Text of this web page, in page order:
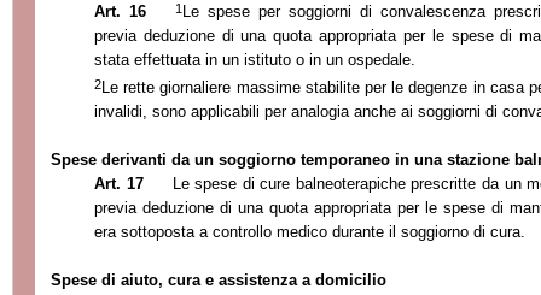
Art. 16
1Le spese per soggiorni di convalescenza
previa deduzione di una quota appropriata per le spese di
stata effettuata in un istituto o in un ospedale.
2 Le rette giornaliere massime stabilite per le degenze in casa
invalidi, sono applicabili per analogia anche ai soggiorni di
Spese derivanti da un soggiorno temporaneo in una stazione
Art. 17
Le spese di cure balneoterapiche prescritte da un
previa deduzione di una quota appropriata per le spese di
era sottoposta a controllo medico durante il soggiorno di cura.
Spese di aiuto, cura e assistenza a domicilio